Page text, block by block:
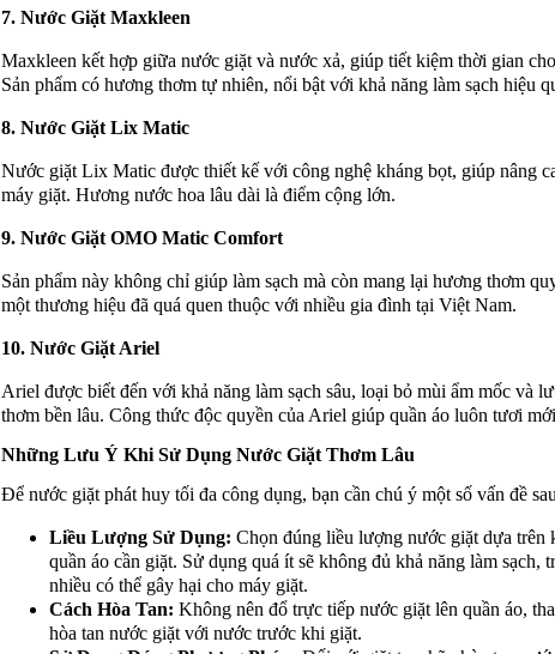
7. Nước Giặt Maxkleen
Maxkleen kết hợp giữa nước giặt và nước xả, giúp tiết kiệm thời gian
Sản phẩm có hương thơm tự nhiên, nổi bật với khả năng làm sạch hiệu
8. Nước Giặt Lix Matic
Nước giặt Lix Matic được thiết kế với công nghệ kháng bọt, giúp nâng
máy giặt. Hương nước hoa lâu dài là điểm cộng lớn.
9. Nước Giặt OMO Matic Comfort
Sản phẩm này không chỉ giúp làm sạch mà còn mang lại hương thơm
một thương hiệu đã quá quen thuộc với nhiều gia đình tại Việt Nam.
10. Nước Giặt Ariel
Ariel được biết đến với khả năng làm sạch sâu, loại bỏ mùi ẩm mốc và
thơm bền lâu. Công thức độc quyền của Ariel giúp quần áo luôn tươi
Những Lưu Ý Khi Sử Dụng Nước Giặt Thơm Lâu
Để nước giặt phát huy tối đa công dụng, bạn cần chú ý một số vấn đề
Liều Lượng Sử Dụng: Chọn đúng liều lượng nước giặt dựa trên
quần áo cần giặt. Sử dụng quá ít sẽ không đủ khả năng làm sạch,
nhiều có thể gây hại cho máy giặt.
Cách Hòa Tan: Không nên đổ trực tiếp nước giặt lên quần áo,
hòa tan nước giặt với nước trước khi giặt.